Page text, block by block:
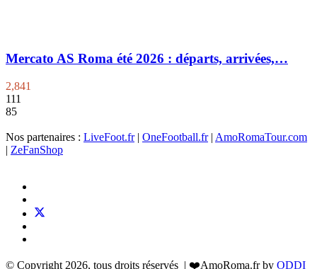
Mercato AS Roma été 2026 : départs, arrivées,…
2,841
111
85
Nos partenaires : LiveFoot.fr| OneFootball.fr| AmoRomaTour.com
| ZeFanShop
© Copyright 2026, tous droits réservés | ❤️AmoRoma.fr by ODDI